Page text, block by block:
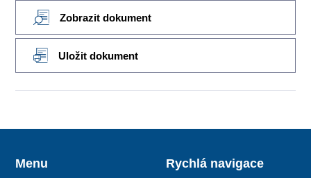
Zobrazit dokument
Uložit dokument
Menu Rychlá navigace